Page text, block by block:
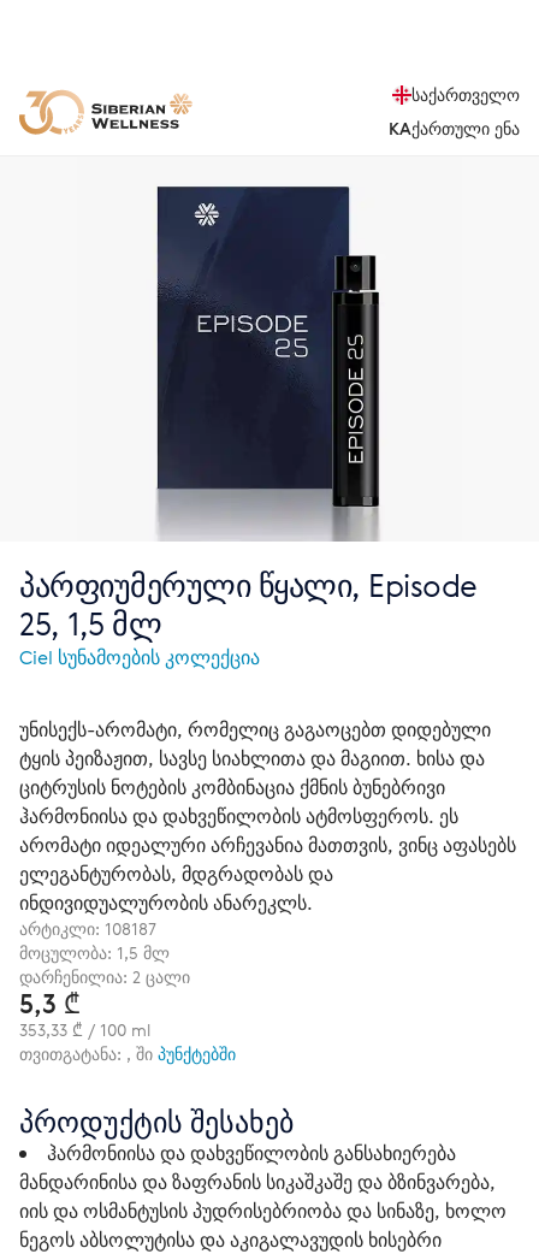
საქართველო
KAქართული ენა
პარფიუმერული წყალი, Episode
25, 1,5 მლ
Ciel სუნამოების კოლექცია
უნისექს-არომატი, რომელიც გაგაოცებთ დიდებული
ტყის პეიზაჟით, სავსე სიახლითა და მაგიით. ხისა და
ციტრუსის ნოტების კომბინაცია ქმნის ბუნებრივი
ჰარმონიისა და დახვეწილობის ატმოსფეროს. ეს
არომატი იდეალური არჩევანია მათთვის, ვინც აფასებს
ელეგანტურობას, მდგრადობას და
ინდივიდუალურობის ანარეკლს.
არტიკლი: 108187
მოცულობა: 1,5 მლ
დარჩენილია: 2 ცალი
5,3 ₾
353,33 ₾ / 100 ml
თვითგატანა: , ში პუნქტებში
პროდუქტის შესახებ
ჰარმონიისა და დახვეწილობის განსახიერება
მანდარინისა და ზაფრანის სიკაშკაშე და ბზინვარება,
იის და ოსმანტუსის პუდრისებრიობა და სინაზე, ხოლო
ნეგოს აბსოლუტისა და აკიგალავუდის ხისებრი